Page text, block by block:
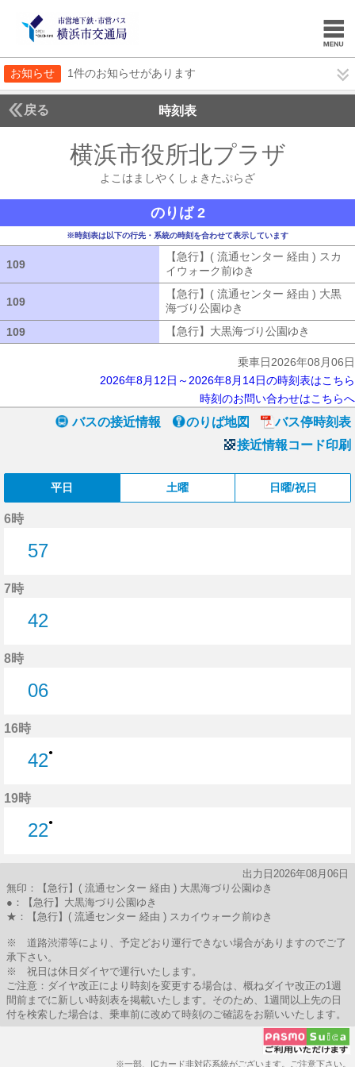
お知らせ 1件のお知らせがあります
戻る 時刻表
横浜市役所北プラザ
よこはましやくしょきたぷらざ
のりば 2
※時刻表は以下の行先・系統の時刻を合わせて表示しています
109
【急行】( 流通センター 経由 ) スカ
イウォーク前ゆき
109
【急行】( 流通センター 経由 ) 大黒
海づり公園ゆき
109
【急行】大黒海づり公園ゆき
乗車日2026年08月06日
2026年8月12日～2026年8月14日の時刻表はこちら
時刻のお問い合わせはこちらへ
バスの接近情報 のりば地図
バス停時刻表
接近情報コード印刷
平日 土曜 日曜/祝日
6時
57
7時
42
8時
06
16時
42●
19時
22●
出力日2026年08月06日
無印：【急行】( 流通センター 経由 ) 大黒海づり公園ゆき
●：【急行】大黒海づり公園ゆき
★：【急行】( 流通センター 経由 ) スカイウォーク前ゆき
※ 道路渋滞等により、予定どおり運行できない場合がありますのでご了
承下さい。
※ 祝日は休日ダイヤで運行いたします。
ご注意：ダイヤ改正により時刻を変更する場合は、概ねダイヤ改正の1週
間前までに新しい時刻表を掲載いたします。そのため、1週間以上先の日
付を検索した場合は、乗車前に改めて時刻のご確認をお願いいたします。
※一部、ICカード非対応系統がございます。ご注意下さい。